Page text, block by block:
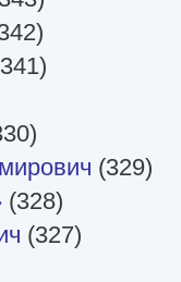
(329)
(328)
(327)